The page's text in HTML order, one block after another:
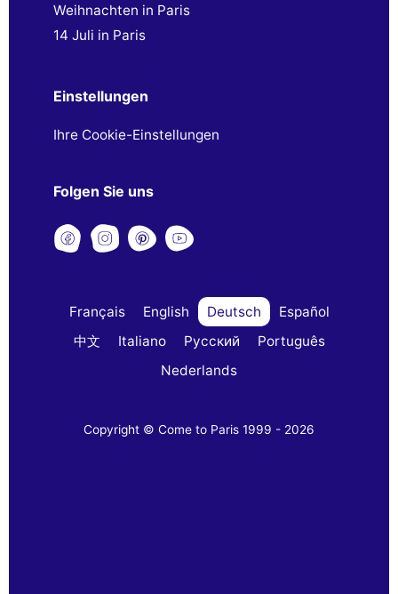
Weihnachten in Paris
14 Juli in Paris
Einstellungen
Ihre Cookie-Einstellungen
Folgen Sie uns
Français English Deutsch
Español
中文
Italiano Русский
Português
Nederlands
Copyright © Come to Paris 1999 - 2026